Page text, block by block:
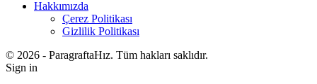
Hakkımızda
Çerez Politikası
Gizlilik Politikası
© 2026 - ParagraftaHız. Tüm hakları saklıdır.
Sign in